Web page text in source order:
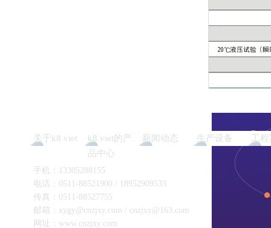
关于k8 viet
k8 viet的产
品中心
新闻动态 生产设备 工
手机：13305288155
电话：0511-88521900 / 18952909533
传真：0511-88527755
邮箱： xygy@cnzjxy.com
cnzjxy@163.com
网址：www.cnzjxy.com